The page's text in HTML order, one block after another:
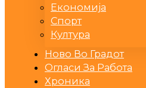
Економија
Спорт
Култура
Ново Во Градот
Огласи За Работа
Хроника